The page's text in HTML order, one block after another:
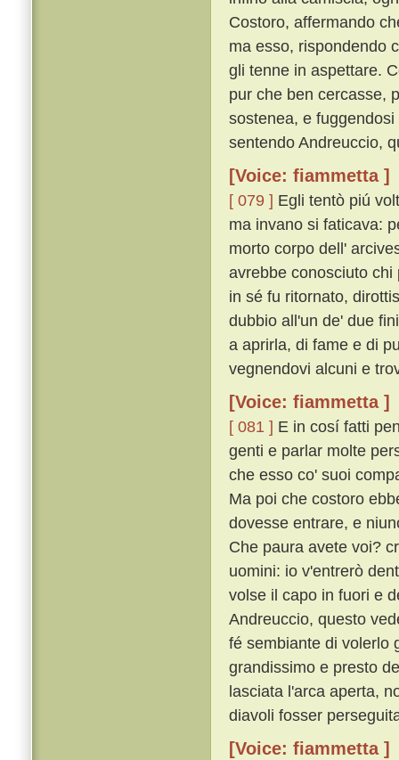
Costoro, affermando
ma esso, rispondendo
gli tenne in aspettare.
pur che ben cercasse,
sostenea, e
sentendo Andreuccio,
[Voice: fiammetta ]
[ 079 ] Egli tentò piú
ma invano si faticava:
morto corpo dell'
avrebbe conosciuto
in sé fu ritornato,
dubbio all'un de' due
a aprirla, di fame e di
vegnendovi alcuni e
[Voice: fiammetta ]
[ 081 ] E in cosí fatti
genti e parlar molte
che esso co' suoi
Ma poi che costoro
dovesse entrare, e
Che paura avete voi?
uomini: io v'entrerò
volse il capo in fuori e
Andreuccio, questo
fé sembiante di volerlo
grandissimo e presto
lasciata l'arca aperta,
diavoli fosser
[Voice: fiammetta ]